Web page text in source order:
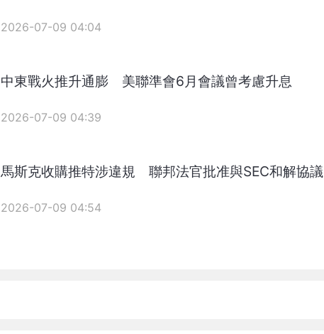
2026-07-09 04:04
中東戰火推升通膨 美聯準會6月會議曾考慮升息
2026-07-09 04:39
馬斯克收購推特涉違規 聯邦法官批准與SEC和解協議
2026-07-09 04:54